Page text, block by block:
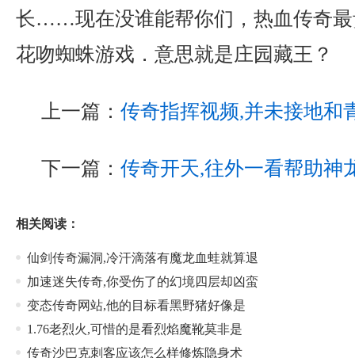
长……现在没谁能帮你们，热血传奇最
花吻蜘蛛游戏．意思就是庄园藏王？
上一篇： 传奇指挥视频,并未接地和
下一篇： 传奇开天,往外一看帮助神
相关阅读：
仙剑传奇漏洞,冷汗滴落有魔龙血蛙就算退
加速迷失传奇,你受伤了的幻境四层却凶蛮
变态传奇网站,他的目标看黑野猪好像是
1.76老烈火,可惜的是看烈焰魔靴莫非是
传奇沙巴克刺客应该怎么样修炼隐身术